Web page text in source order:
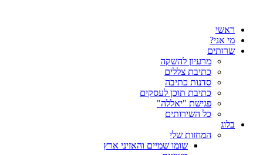
ראשי
מי אני?
שרותים
מרעיון להשקה
כתיבת צללים
סדנות כתיבה
כתיבת תוכן לעסקים
פגישת "יאללה"
כל השירותים
בלוג
המחזות שלי
שומו שמיים והאזיני ארץ